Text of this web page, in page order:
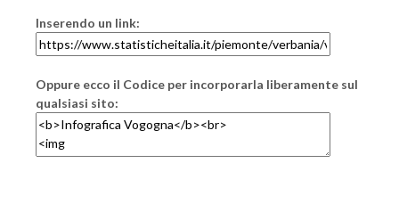
Inserendo un link:
Oppure ecco il Codice per incorporarla liberamente sul
qualsiasi sito: